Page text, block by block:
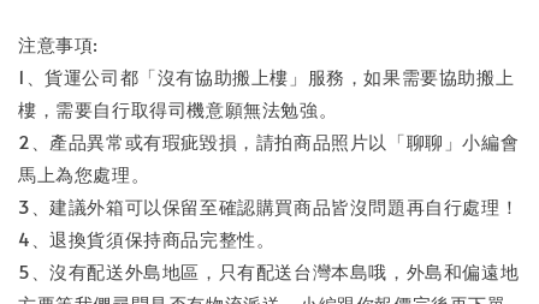
注意事項:
1、貨運公司都「沒有協助搬上樓」服務，如果需要協助搬上
樓，需要自行取得司機意願無法勉強。
2、產品異常或有瑕疵毀損，請拍商品照片以「聊聊」小編會
馬上為您處理。
3、建議外箱可以保留至確認購買商品皆沒問題再自行處理！
4、退換貨須保持商品完整性。
5、沒有配送外島地區，只有配送台灣本島哦，外島和偏遠地